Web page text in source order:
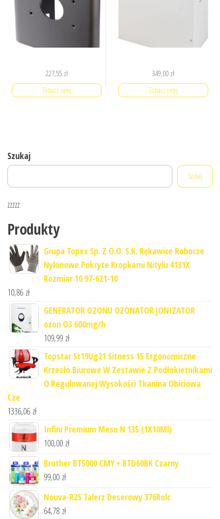
227,55 zł
Zobacz cenę
349,00 zł
Zobacz cenę
Szukaj
Szukaj
zzzzz
Produkty
Grupa Topex Sp. Z O.O. S.K. Rękawice Robocze
Nylonowe Pokryte Kropkami Nitylu 4131X
Rozmiar 10 97-621-10
10,86 zł
GENERATOR OZONU OZONATOR JONIZATOR
ozon O3 600mg/h
109,99 zł
Topstar St19Ug21 Sitness 15 Ergonomiczne
Krzesło Biurowe W Zestawie Z Podłokietnikami
O Regulowanej Wysokości Tkanina Obiciowa
Cze
1336,06 zł
Infini Premium Meso N 135 (1X10Ml)
100,00 zł
Brother BT5000 CMY + BTD60BK Czarny
99,00 zł
Nouva-R2S Talerz Deserowy 376Rolc
64,78 zł